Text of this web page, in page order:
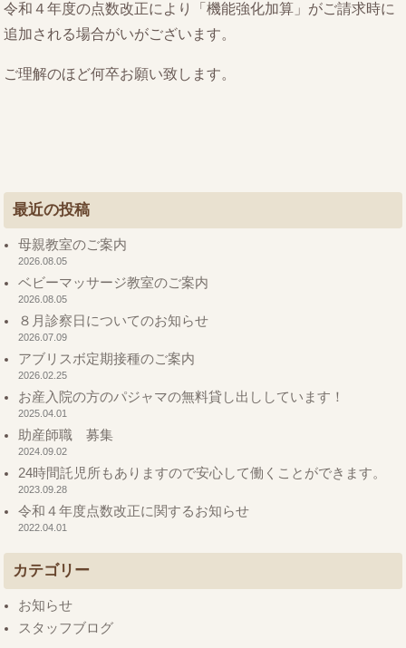
令和４年度の点数改正により「機能強化加算」がご請求時に
追加される場合がいがございます。
ご理解のほど何卒お願い致します。
最近の投稿
母親教室のご案内
2026.08.05
ベビーマッサージ教室のご案内
2026.08.05
８月診察日についてのお知らせ
2026.07.09
アブリスボ定期接種のご案内
2026.02.25
お産入院の方のパジャマの無料貸し出ししています！
2025.04.01
助産師職 募集
2024.09.02
24時間託児所もありますので安心して働くことができます。
2023.09.28
令和４年度点数改正に関するお知らせ
2022.04.01
カテゴリー
お知らせ
スタッフブログ